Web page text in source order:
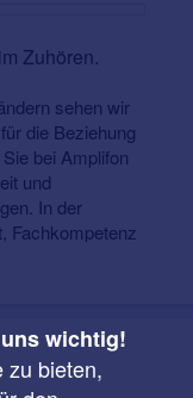
Zuhören.
sehen wir
die Beziehung
bei Amplifon
und
In der
Fachkompetenz
Ihnen immer so
für Sie zu
wichtig!
zu bieten,